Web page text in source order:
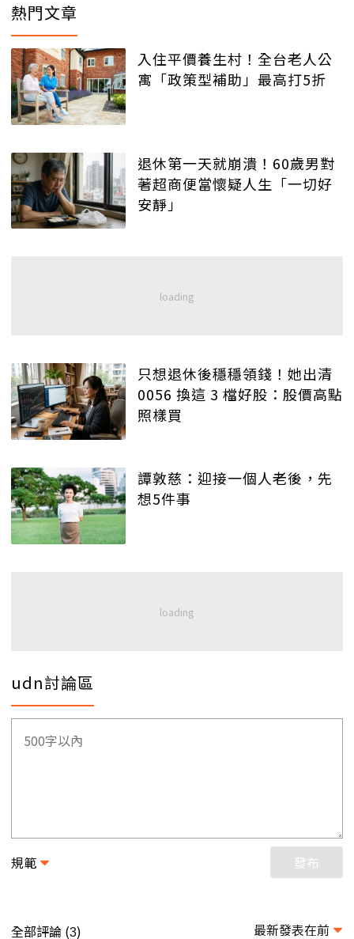
熱門文章
入住平價養生村！全台老人公
寓「政策型補助」最高打5折
退休第一天就崩潰！60歲男對
著超商便當懷疑人生「一切好
安靜」
只想退休後穩穩領錢！她出清
0056 換這 3 檔好股：股價高點
照樣買
譚敦慈：迎接一個人老後，先
想5件事
udn討論區
規範 發布
全部評論 (3) 最新發表在前